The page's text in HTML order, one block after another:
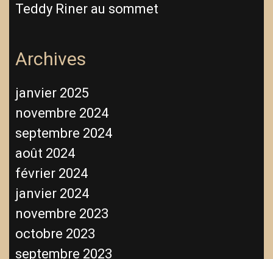
Teddy Riner au sommet
Archives
janvier 2025
novembre 2024
septembre 2024
août 2024
février 2024
janvier 2024
novembre 2023
octobre 2023
septembre 2023